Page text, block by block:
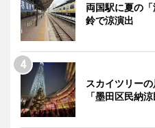
両国駅に夏の
鈴で涼演出
スカイツリー
「墨田区民納